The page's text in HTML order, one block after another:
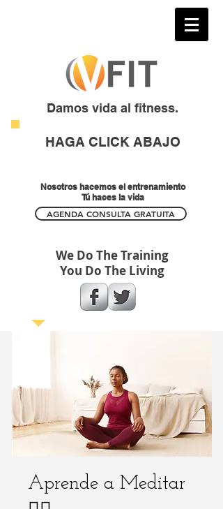
Damos vida al fitness.
HAGA CLICK ABAJO
Nosotros hacemos el entrenamiento
Tú haces la vida
AGENDA CONSULTA GRATUITA
We Do The Training
You Do The Living
Aprende a Meditar